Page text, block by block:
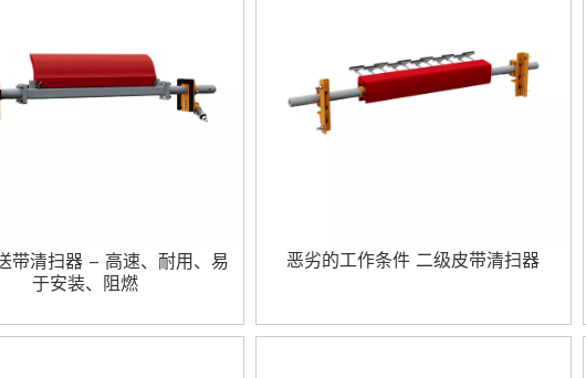
带清扫器 – 高速、耐用、易
于安装、阻燃
恶劣的工作条件 二级皮带清扫器